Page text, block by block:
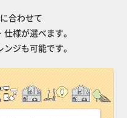
合わせて
様が選べます。
ジも可能です。